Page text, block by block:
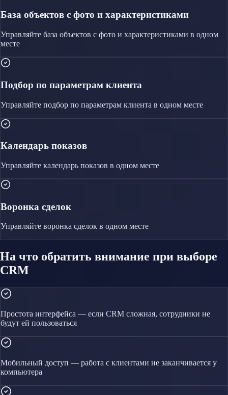
База объектов с фото и характеристиками
Управляйте база объектов с фото и характеристиками в одном
месте
Подбор по параметрам клиента
Управляйте подбор по параметрам клиента в одном месте
Календарь показов
Управляйте календарь показов в одном месте
Воронка сделок
Управляйте воронка сделок в одном месте
На что обратить внимание при выборе
CRM
Простота интерфейса — если CRM сложная, сотрудники не
будут ей пользоваться
Мобильный доступ — работа с клиентами не заканчивается у
компьютера